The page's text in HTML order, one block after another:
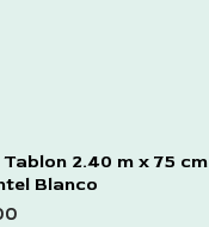
Tablon 2.40 m x 75 cm
Blanco